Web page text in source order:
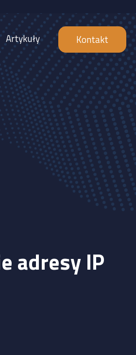
Artykuły Kontakt
adresy IP